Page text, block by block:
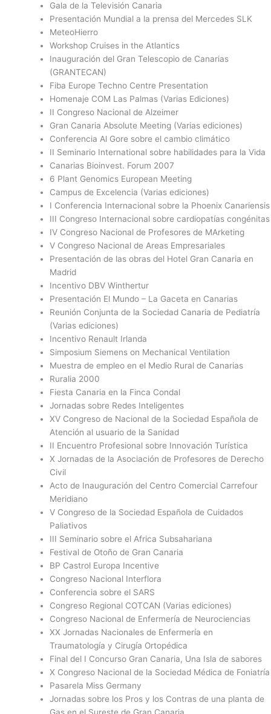
Gala de la Televisión Canaria
Presentación Mundial a la prensa del Mercedes SLK
MeteoHierro
Workshop Cruises in the Atlantics
Inauguración del Gran Telescopio de Canarias
(GRANTECAN)
Fiba Europe Techno Centre Presentation
Homenaje COM Las Palmas (Varias Ediciones)
II Congreso Nacional de Alzeimer
Gran Canaria Absolute Meeting (Varias ediciones)
Conferencia Al Gore sobre el cambio climático
II Seminario International sobre habilidades para la Vida
Canarias Bioinvest. Forum 2007
6 Plant Genomics European Meeting
Campus de Excelencia (Varias ediciones)
I Conferencia Internacional sobre la Phoenix Canariensis
III Congreso Internacional sobre cardiopatías congénitas
IV Congreso Nacional de Profesores de MArketing
V Congreso Nacional de Areas Empresariales
Presentación de las obras del Hotel Gran Canaria en
Madrid
Incentivo DBV Winthertur
Presentación El Mundo – La Gaceta en Canarias
Reunión Conjunta de la Sociedad Canaria de Pediatría
(Varias ediciones)
Incentivo Renault Irlanda
Simposium Siemens on Mechanical Ventilation
Muestra de empleo en el Medio Rural de Canarias
Ruralia 2000
Fiesta Canaria en la Finca Condal
Jornadas sobre Redes Inteligentes
XV Congreso de Nacional de la Sociedad Española de
Atención al usuario de la Sanidad
II Encuentro Profesional sobre Innovación Turística
X Jornadas de la Asociación de Profesores de Derecho
Civil
Acto de Inauguración del Centro Comercial Carrefour
Meridiano
V Congreso de la Sociedad Española de Cuidados
Paliativos
III Seminario sobre el Africa Subsahariana
Festival de Otoño de Gran Canaria
BP Castrol Europa Incentive
Congreso Nacional Interflora
Conferencia sobre el SARS
Congreso Regional COTCAN (Varias ediciones)
Congreso Nacional de Enfermería de Neurociencias
XX Jornadas Nacionales de Enfermería en
Traumatología y Cirugía Ortopédica
Final del I Concurso Gran Canaria, Una Isla de sabores
X Congreso Nacional de la Sociedad Médica de Foniatría
Pasarela Miss Germany
Jornadas sobre los Pros y los Contras de una planta de